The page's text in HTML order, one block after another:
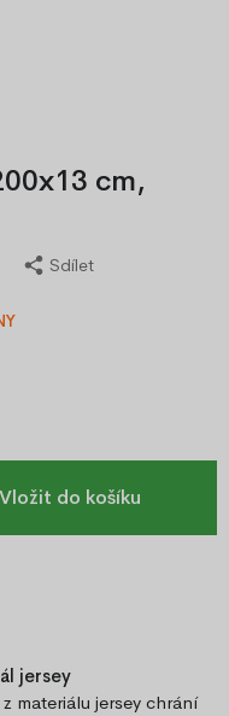
cm,
Sdílet
Vložit do košíku
jersey
z materiálu jersey chrání